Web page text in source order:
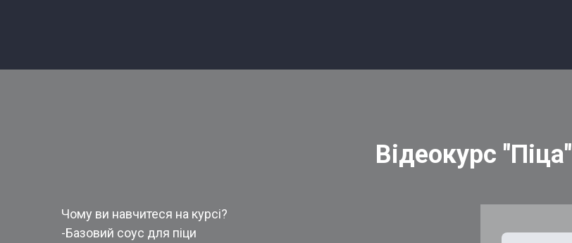
Відеокурс "Піца"
Чому ви навчитеся на курсі?
-Базовий соус для піци